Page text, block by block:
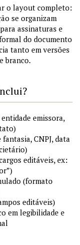
o layout completo:
se organizam
assinaturas e
do documento
tanto em versões
branco.
emissora,
CNPJ, data
editáveis, ex:
(formato
editáveis)
em legibilidade e